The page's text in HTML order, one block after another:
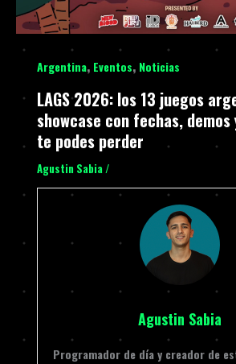
Argentina, Eventos, Noticias
LAGS 2026: los 13 juegos
showcase con fechas,
te podes perder
Agustin Sabia /
Agustin Sabia
Programador de día y creador de